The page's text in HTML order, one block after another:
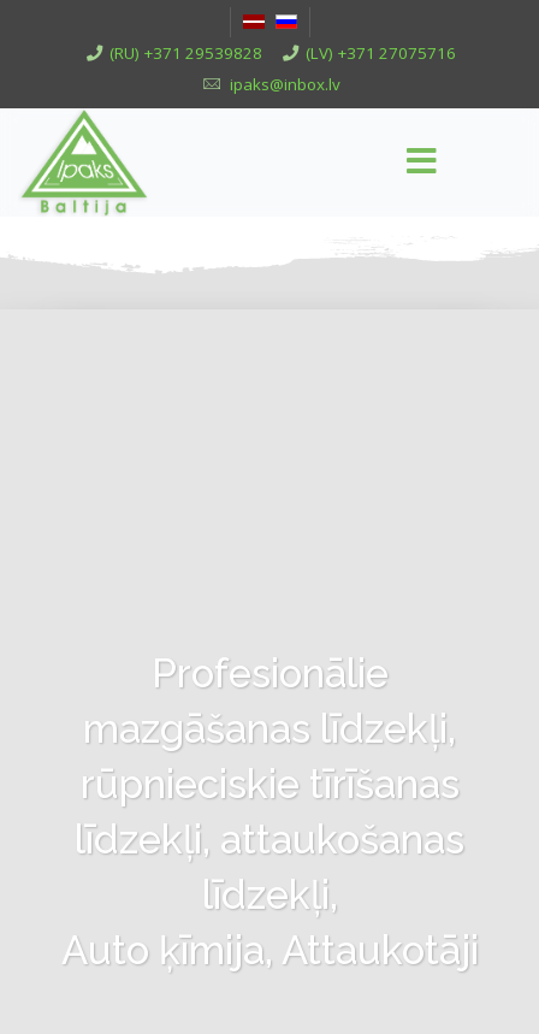
(RU) +371 29539828
(LV) +371 27075716
ipaks@inbox.lv
Profesionālie
mazgāšanas līdzekļi,
rūpnieciskie tīrīšanas
līdzekļi, attaukošanas
līdzekļi,
Auto ķīmija, Attaukotāji